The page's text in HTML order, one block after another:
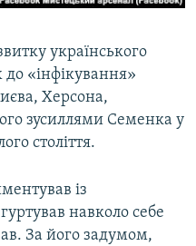
українського
«інфікування»
Херсона,
зусиллями Семенка у
століття.
із
навколо себе
За його задумом,